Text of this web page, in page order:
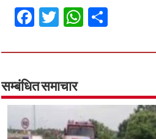
Fa
ce
b
o
o
k
T
wi
tt
er
W
h
at
p
p
ar
सम्बंधित समाचार